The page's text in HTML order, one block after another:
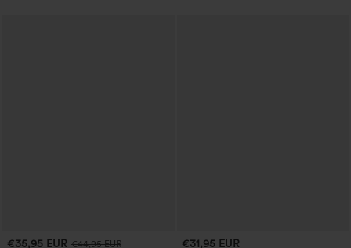
€35,95 EUR €44,95 EUR
€31,95 EUR